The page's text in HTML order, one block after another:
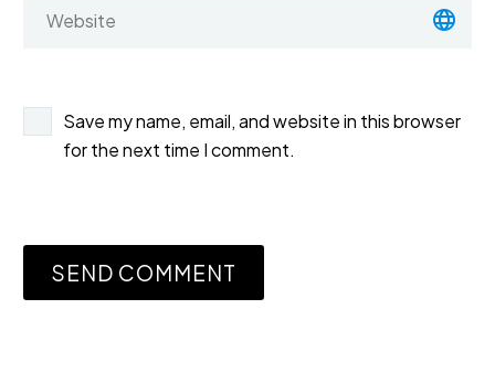
Save my name, email, and website in this browser
for the next time I comment.
SEND COMMENT